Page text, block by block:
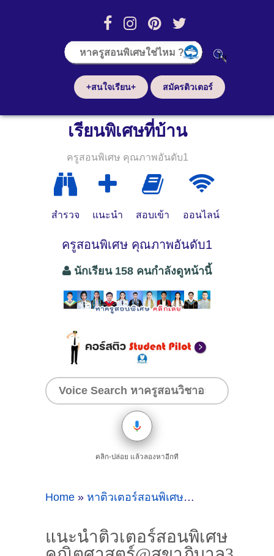
+สนใจเรียน+ สมัครติวเตอร์
เรียนพิเศษที่บ้าน
ครูสอนพิเศษ คุณภาพอันดับ1
สำรวจ แนะนำ สอบเข้า ออนไลน์
ครูสอนพิเศษ คุณภาพอันดับ1
นักเรียน 158 คนกำลังดูหน้านี้
คลิก-ปล่อย แล้วลองหาอีกที
Home » หาติวเตอร์สอนพิเศษวิชาคณิตศาสตร์
แนะนำติวเตอร์สอนพิเศษ